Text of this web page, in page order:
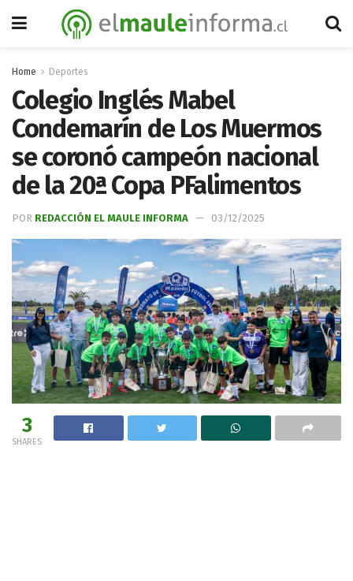
Home Deportes
Colegio Inglés Mabel
Condemarín de Los Muermos
se coronó campeón nacional
de la 20ª Copa PFalimentos
POR REDACCIÓN EL MAULE INFORMA 03/12/2025
3
SHARES